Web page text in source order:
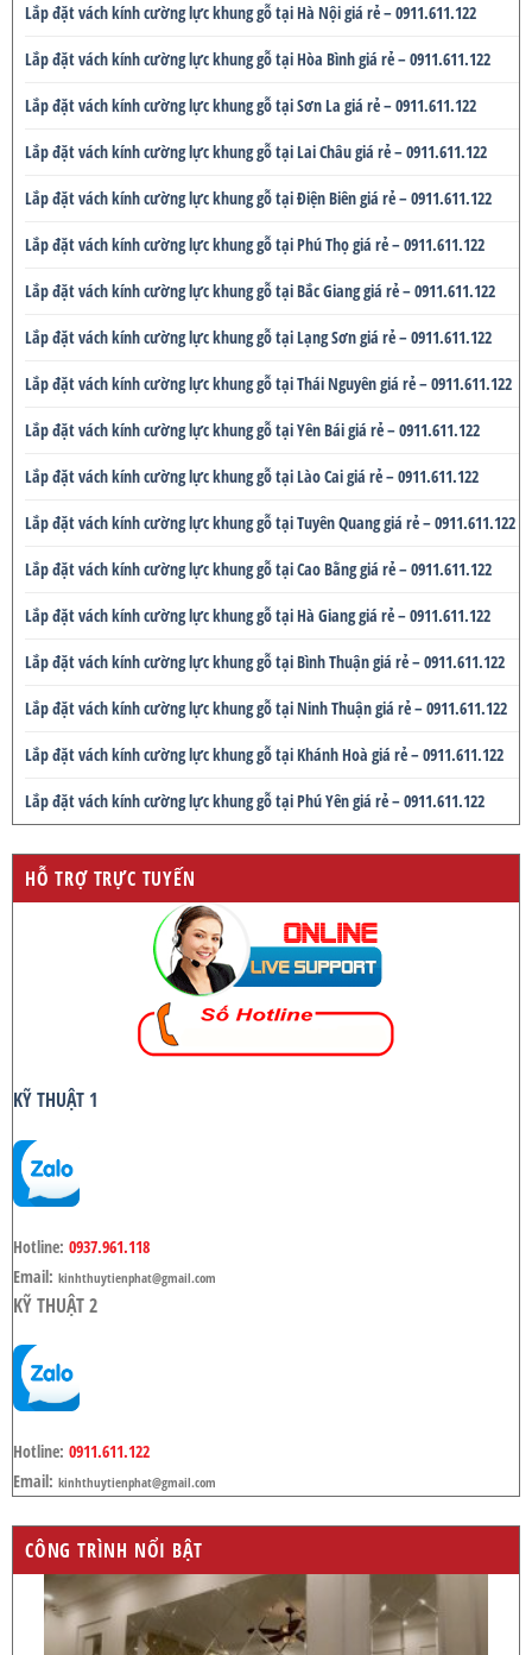
Lắp đặt vách kính cường lực khung gỗ tại Hà Nội giá rẻ – 0911.611.122
Lắp đặt vách kính cường lực khung gỗ tại Hòa Bình giá rẻ – 0911.611.122
Lắp đặt vách kính cường lực khung gỗ tại Sơn La giá rẻ – 0911.611.122
Lắp đặt vách kính cường lực khung gỗ tại Lai Châu giá rẻ – 0911.611.122
Lắp đặt vách kính cường lực khung gỗ tại Điện Biên giá rẻ – 0911.611.122
Lắp đặt vách kính cường lực khung gỗ tại Phú Thọ giá rẻ – 0911.611.122
Lắp đặt vách kính cường lực khung gỗ tại Bắc Giang giá rẻ – 0911.611.122
Lắp đặt vách kính cường lực khung gỗ tại Lạng Sơn giá rẻ – 0911.611.122
Lắp đặt vách kính cường lực khung gỗ tại Thái Nguyên giá rẻ – 0911.611.122
Lắp đặt vách kính cường lực khung gỗ tại Yên Bái giá rẻ – 0911.611.122
Lắp đặt vách kính cường lực khung gỗ tại Lào Cai giá rẻ – 0911.611.122
Lắp đặt vách kính cường lực khung gỗ tại Tuyên Quang giá rẻ – 0911.611.122
Lắp đặt vách kính cường lực khung gỗ tại Cao Bằng giá rẻ – 0911.611.122
Lắp đặt vách kính cường lực khung gỗ tại Hà Giang giá rẻ – 0911.611.122
Lắp đặt vách kính cường lực khung gỗ tại Bình Thuận giá rẻ – 0911.611.122
Lắp đặt vách kính cường lực khung gỗ tại Ninh Thuận giá rẻ – 0911.611.122
Lắp đặt vách kính cường lực khung gỗ tại Khánh Hoà giá rẻ – 0911.611.122
Lắp đặt vách kính cường lực khung gỗ tại Phú Yên giá rẻ – 0911.611.122
HỖ TRỢ TRỰC TUYẾN
KỸ THUẬT 1
Hotline: 0937.961.118
Email: kinhthuytienphat@gmail.com
KỸ THUẬT 2
Hotline: 0911.611.122
Email: kinhthuytienphat@gmail.com
CÔNG TRÌNH NỔI BẬT